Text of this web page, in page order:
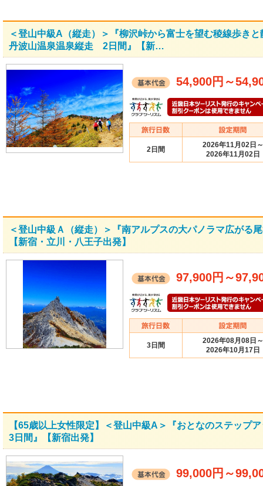
＜登山中級A（縦走）＞『柳沢峠から富士を望む稜線歩き
丹波山温泉温泉縦走 2日間』【新…
54,900円 ～
2日間
2026年11月02日～
2026年11月02日
＜登山中級Ａ（縦走）＞『南アルプスの大パノラマ広が
【新宿・立川・八王子出発】
97,900円 ～
3日間
2026年08月08日～
2026年10月17日
【65歳以上女性限定】＜登山中級A＞『おとなのステッ
3日間』【新宿出発】
99,000円 ～